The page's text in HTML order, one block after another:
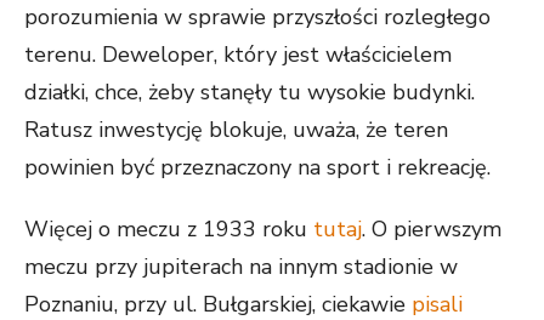
porozumienia w sprawie przyszłości rozległego
terenu. Deweloper, który jest właścicielem
działki, chce, żeby stanęły tu wysokie budynki.
Ratusz inwestycję blokuje, uważa, że teren
powinien być przeznaczony na sport i rekreację.
Więcej o meczu z 1933 roku tutaj. O pierwszym
meczu przy jupiterach na innym stadionie w
Poznaniu, przy ul. Bułgarskiej, ciekawie pisali